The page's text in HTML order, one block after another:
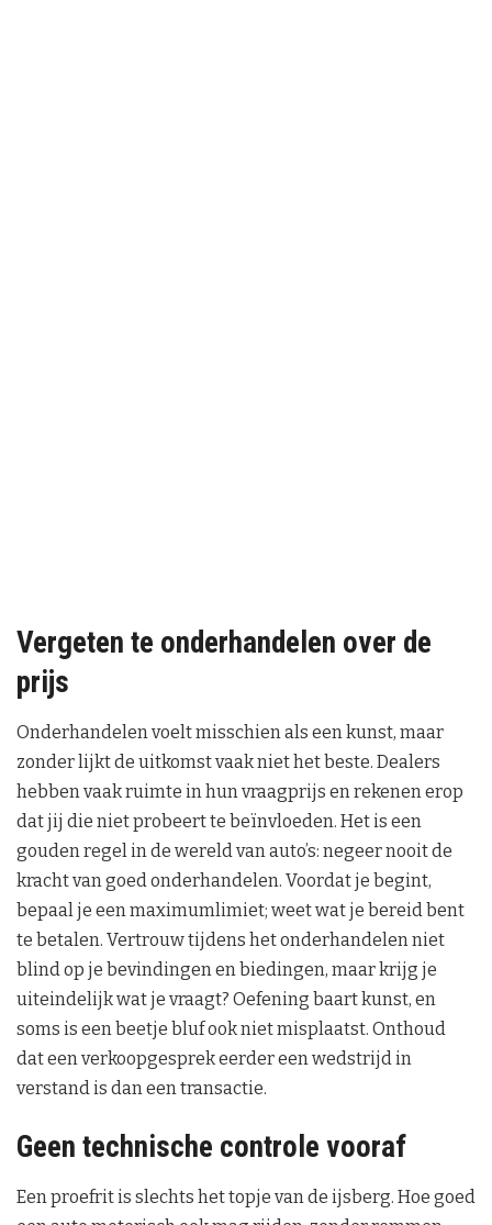
Vergeten te onderhandelen over de
prijs
Onderhandelen voelt misschien als een kunst, maar
zonder lijkt de uitkomst vaak niet het beste. Dealers
hebben vaak ruimte in hun vraagprijs en rekenen erop
dat jij die niet probeert te beïnvloeden. Het is een
gouden regel in de wereld van auto’s: negeer nooit de
kracht van goed onderhandelen. Voordat je begint,
bepaal je een maximumlimiet; weet wat je bereid bent
te betalen. Vertrouw tijdens het onderhandelen niet
blind op je bevindingen en biedingen, maar krijg je
uiteindelijk wat je vraagt? Oefening baart kunst, en
soms is een beetje bluf ook niet misplaatst. Onthoud
dat een verkoopgesprek eerder een wedstrijd in
verstand is dan een transactie.
Geen technische controle vooraf
Een proefrit is slechts het topje van de ijsberg. Hoe goed